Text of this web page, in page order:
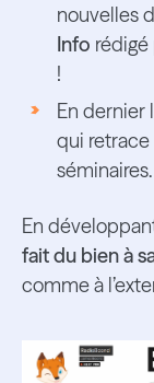
nouvelles
Info rédigé
!
En dernier
qui
séminaires.
En
fait du bien à
comme à